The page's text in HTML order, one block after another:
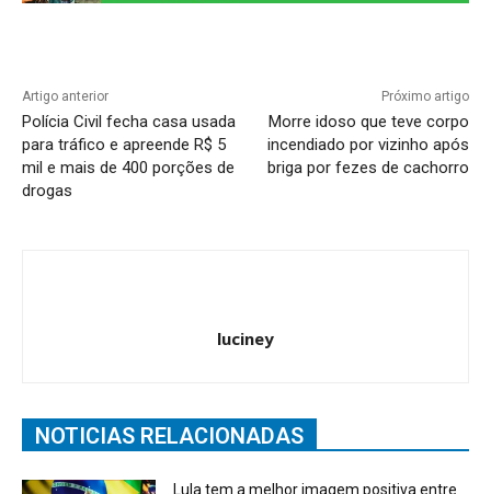
Artigo anterior
Polícia Civil fecha casa usada
para tráfico e apreende R$ 5
mil e mais de 400 porções de
drogas
Próximo artigo
Morre idoso que teve corpo
incendiado por vizinho após
briga por fezes de cachorro
luciney
NOTICIAS RELACIONADAS
Lula tem a melhor imagem positiva entre